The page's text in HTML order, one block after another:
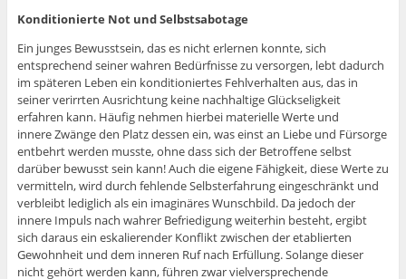
Konditionierte Not und Selbstsabotage
Ein junges Bewusstsein, das es nicht erlernen konnte, sich
entsprechend seiner wahren Bedürfnisse zu versorgen, lebt dadurch
im späteren Leben ein konditioniertes Fehlverhalten aus, das in
seiner verirrten Ausrichtung keine nachhaltige Glückseligkeit
erfahren kann. Häufig nehmen hierbei materielle Werte und
innere Zwänge den Platz dessen ein, was einst an Liebe und Fürsorge
entbehrt werden musste, ohne dass sich der Betroffene selbst
darüber bewusst sein kann! Auch die eigene Fähigkeit, diese Werte zu
vermitteln, wird durch fehlende Selbsterfahrung eingeschränkt und
verbleibt lediglich als ein imaginäres Wunschbild. Da jedoch der
innere Impuls nach wahrer Befriedigung weiterhin besteht, ergibt
sich daraus ein eskalierender Konflikt zwischen der etablierten
Gewohnheit und dem inneren Ruf nach Erfüllung. Solange dieser
nicht gehört werden kann, führen zwar vielversprechende